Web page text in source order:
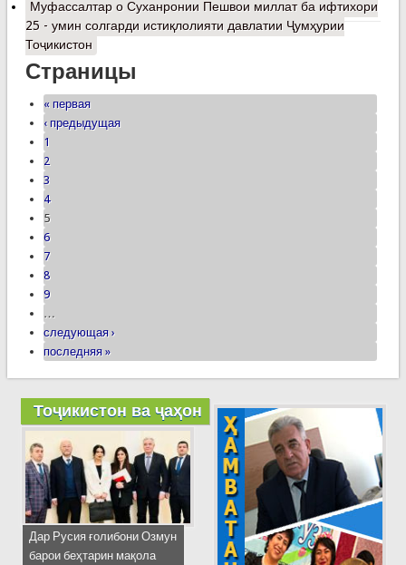
Муфассалтаро Суханронии Пешвои миллат ба ифтихори
25 - умин солгарди истиқлолияти давлатии Ҷумҳурии
Тоҷикистон
Страницы
« первая
‹ предыдущая
1
2
3
4
5
6
7
8
9
…
следующая ›
последняя »
Тоҷикистон ва ҷаҳон
Дар Русия ғолибони Озмун
барои беҳтарин мақола